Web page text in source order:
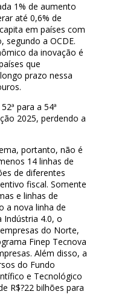
1% de aumento
até 0,6% de
em países com
segundo a OCDE.
da inovação é
que
prazo nessa
para a 54ª
2025, perdendo a
portanto, não é
14 linhas de
de diferentes
fiscal. Somente
e linhas de
a nova linha de
Indústria 4.0, o
do Norte,
Finep Tecnova
Além disso, a
do Fundo
e Tecnológico
R$?22 bilhões para